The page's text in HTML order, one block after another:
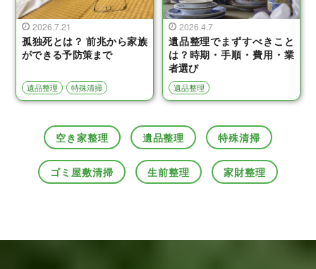
2026.7.21
孤独死とは？ 前兆から家族
ができる予防策まで
遺品整理 特殊清掃
2026.4.7
遺品整理でまずすべきこと
は？時期・手順・費用・業
者選び
遺品整理
空き家整理 遺品整理 特殊清掃
ゴミ屋敷清掃 生前整理 家財整理